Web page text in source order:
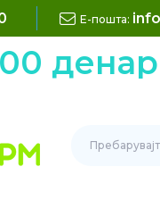
Е-пошта: